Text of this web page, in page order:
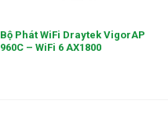
Bộ Phát WiFi Draytek VigorAP
960C – WiFi 6 AX1800